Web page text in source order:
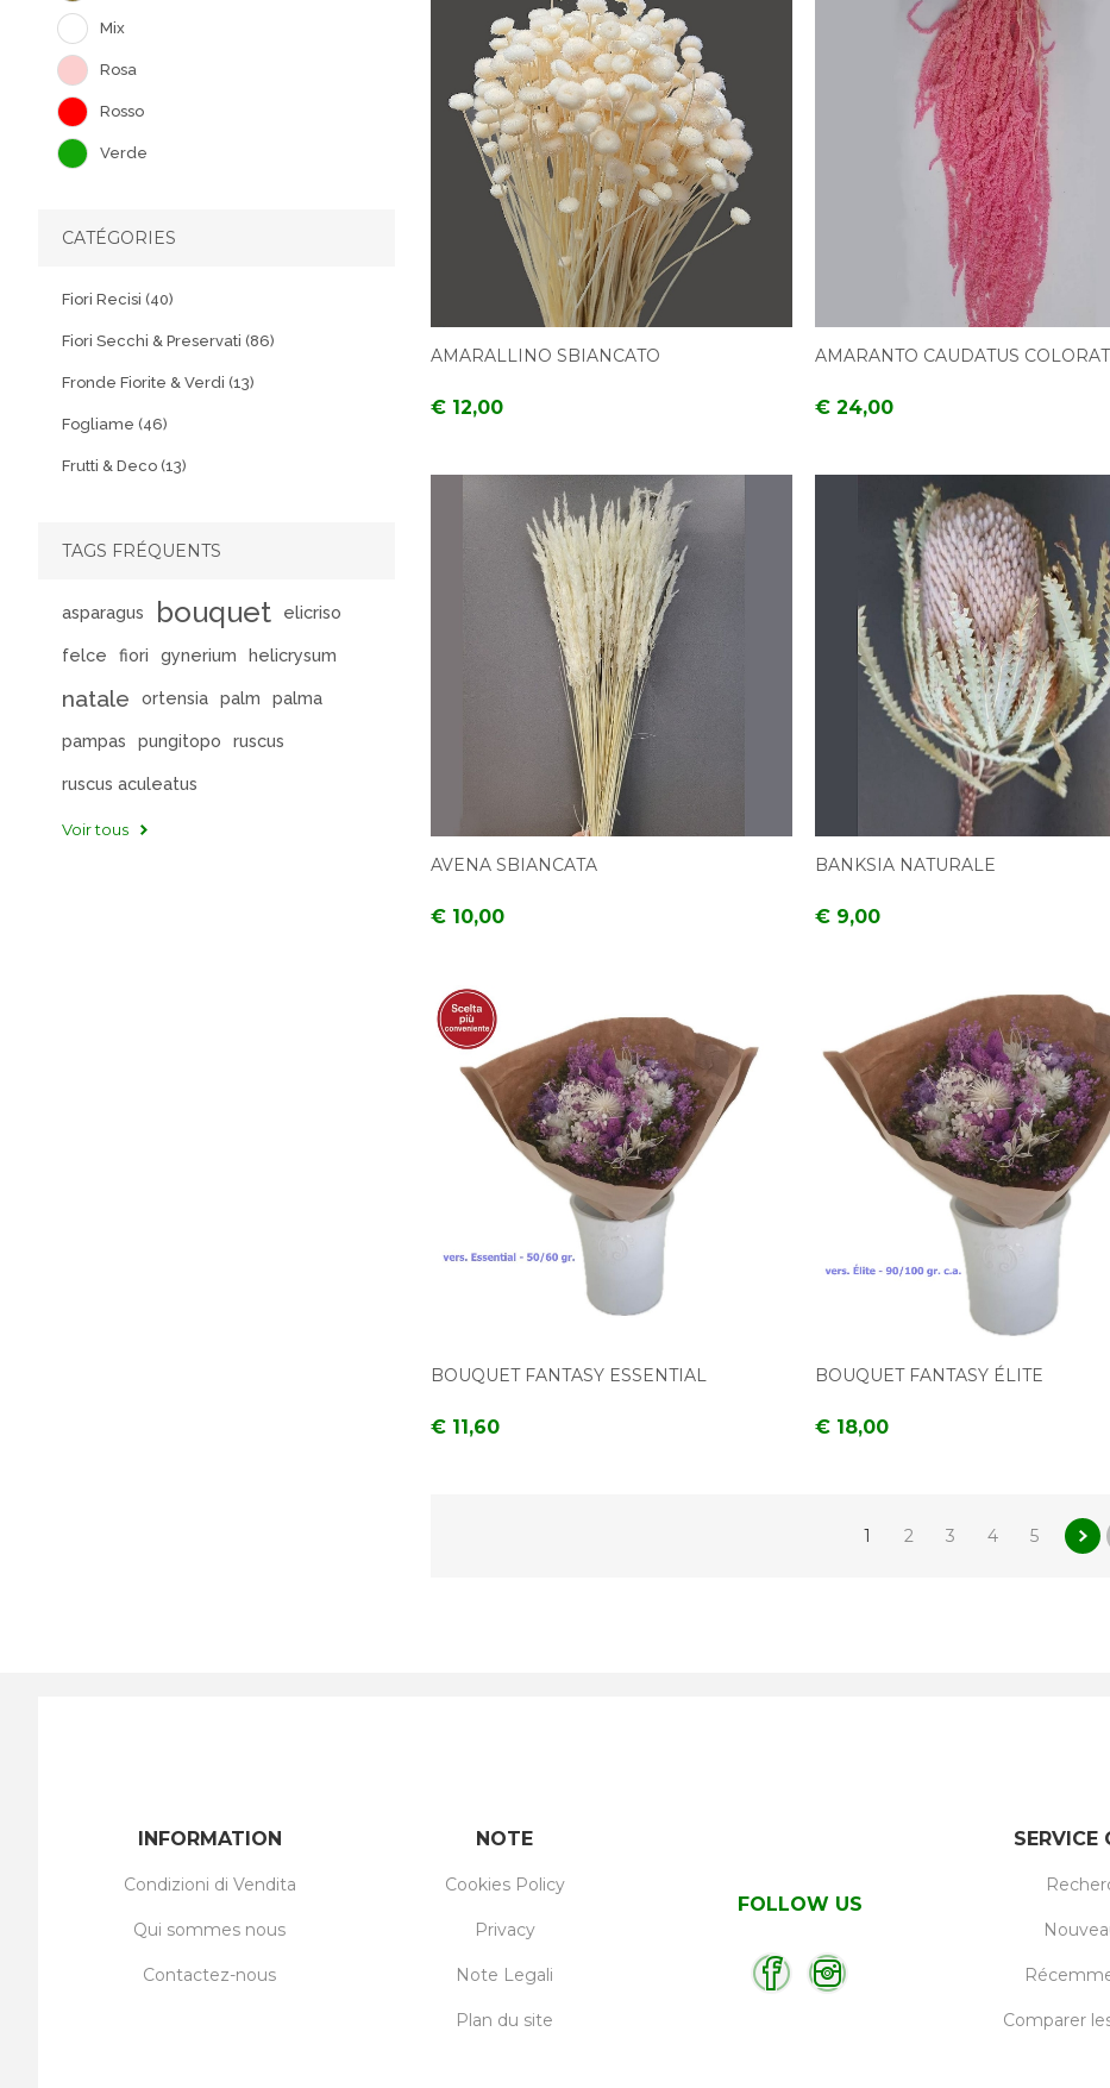
AMARALLINO SBIANCATO
€ 12,00
AMARANTO CAUDATUS
€ 24,00
AVENA SBIANCATA
€ 10,00
BANKSIA NATURALE
€ 9,00
BOUQUET FANTASY ESSENTIAL
€ 11,60
BOUQUET FANTASY ÉLITE
€ 18,00
1 2 3 4 5
Mix
Rosa
Rosso
Verde
CATÉGORIES
Fiori Recisi (40)
Fiori Secchi & Preservati (86)
Fronde Fiorite & Verdi (13)
Fogliame (46)
Frutti & Deco (13)
TAGS FRÉQUENTS
asparagus bouquet elicriso
felce fiori gynerium helicrysum
natale ortensia palm palma
pampas pungitopo ruscus
ruscus aculeatus
Voir tous
FOLLOW US
INFORMATION
Condizioni di Vendita
Qui sommes nous
Contactez-nous
NOTE
Cookies Policy
Privacy
Note Legali
Plan du site
SERVICE
Comparer